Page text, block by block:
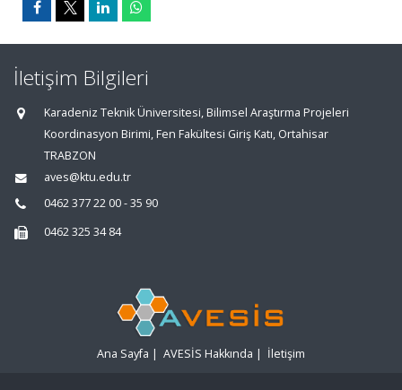
İletişim Bilgileri
Karadeniz Teknik Üniversitesi, Bilimsel Araştırma Projeleri
Koordinasyon Birimi, Fen Fakültesi Giriş Katı, Ortahisar
TRABZON
aves@ktu.edu.tr
0462 377 22 00 - 35 90
0462 325 34 84
Ana Sayfa | AVESİS Hakkında | İletişim